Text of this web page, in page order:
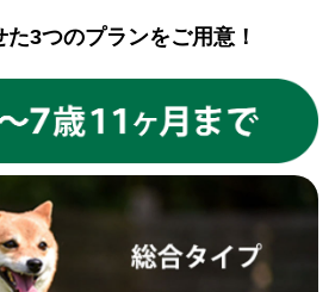
3つのプランをご用意！